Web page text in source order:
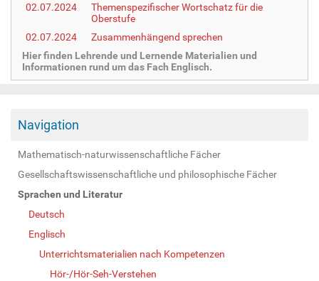
02.07.2024
Themenspezifischer Wortschatz für die
Oberstufe
02.07.2024
Zusammenhängend sprechen
Hier finden Lehrende und Lernende Materialien und
Informationen rund um das Fach Englisch.
Navigation
Mathematisch-naturwissenschaftliche Fächer
Gesellschaftswissenschaftliche und philosophische Fächer
Sprachen und Literatur
Deutsch
Englisch
Unterrichtsmaterialien nach Kompetenzen
Hör-/Hör-Seh-Verstehen